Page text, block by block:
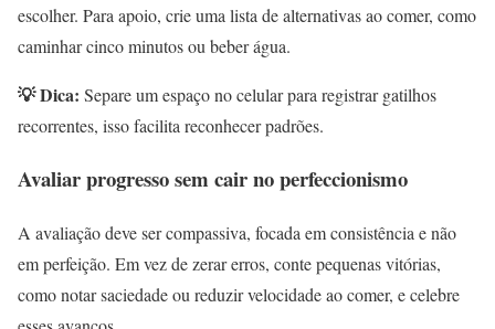
escolher. Para apoio, crie uma lista de alternativas ao comer, como
caminhar cinco minutos ou beber água.
💡 Dica: Separe um espaço no celular para registrar gatilhos
recorrentes, isso facilita reconhecer padrões.
Avaliar progresso sem cair no perfeccionismo
A avaliação deve ser compassiva, focada em consistência e não
em perfeição. Em vez de zerar erros, conte pequenas vitórias,
como notar saciedade ou reduzir velocidade ao comer, e celebre